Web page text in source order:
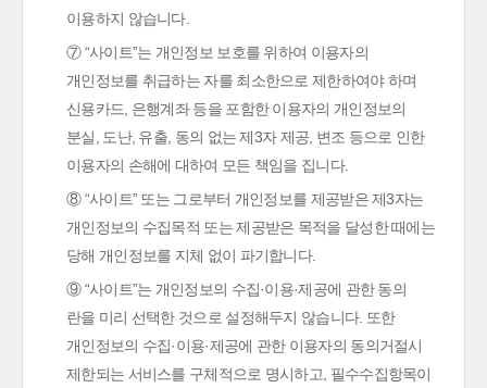
이용하지 않습니다.
⑦ “사이트”는 개인정보 보호를 위하여 이용자의
개인정보를 취급하는 자를 최소한으로 제한하여야 하며
신용카드, 은행계좌 등을 포함한 이용자의 개인정보의
분실, 도난, 유출, 동의 없는 제3자 제공, 변조 등으로 인한
이용자의 손해에 대하여 모든 책임을 집니다.
⑧ “사이트” 또는 그로부터 개인정보를 제공받은 제3자는
개인정보의 수집목적 또는 제공받은 목적을 달성한 때에는
당해 개인정보를 지체 없이 파기합니다.
⑨ “사이트”는 개인정보의 수집·이용·제공에 관한 동의
란을 미리 선택한 것으로 설정해두지 않습니다. 또한
개인정보의 수집·이용·제공에 관한 이용자의 동의거절시
제한되는 서비스를 구체적으로 명시하고, 필수수집항목이